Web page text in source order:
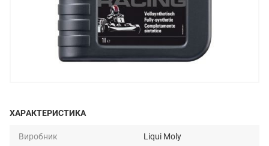
ХАРАКТЕРИСТИКА
Виробник
Liqui Moly